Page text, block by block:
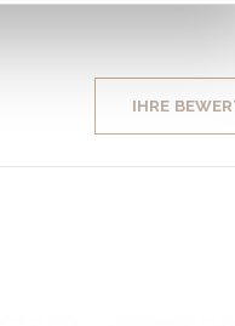
IHRE